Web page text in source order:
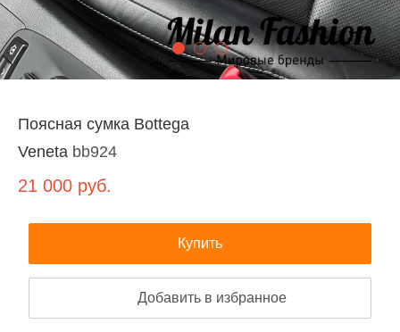
Поясная сумка Bottega
Veneta bb924
21 000 руб.
Купить
Добавить в избранное